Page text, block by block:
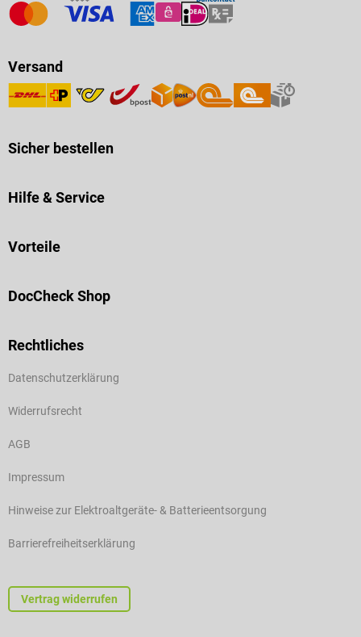
Versand
Sicher bestellen
Hilfe & Service
Vorteile
DocCheck Shop
Rechtliches
Datenschutzerklärung
Widerrufsrecht
AGB
Impressum
Hinweise zur Elektroaltgeräte- & Batterieentsorgung
Barrierefreiheitserklärung
Vertrag widerrufen